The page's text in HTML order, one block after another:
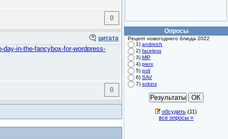
0
цитата
in-the-fancybox-for-wordpress-
0
Опросы
Рецепт новогоднего блюда 2022
1) andreich
2) faceless
3) MlP
4) pierx
5) poli
6) SAV
7) xokins
обсудить (11)
все опросы »